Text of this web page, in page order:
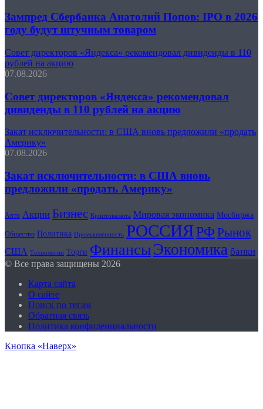
Зампред Сбербанка Анатолий Попов: IPO в 2026
году будут штучным товаром
Совет директоров «Яндекса» рекомендовал дивиденды в 110
рублей на акцию
07.08.2026
Совет директоров «Яндекса» рекомендовал
дивиденды в 110 рублей на акцию
Закат исключительности: в США вновь предложили «продать
Америку»
07.08.2026
Закат исключительности: в США вновь
предложили «продать Америку»
Авто Акции Бизнес Криптовалюта Мировая экономика Мосбиржа
Общество Политика Промышленность РОССИЯРФ Рынок
США Технологии Торги ФинансыЭкономика банки
© Все права защищены 2026
Карта сайта
О сайте
Поиск по тегам
Обратная связь
Политика конфиденциальности
Кнопка «Наверх»